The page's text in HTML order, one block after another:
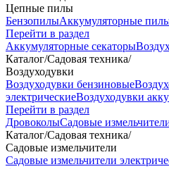
Цепные пилы
БензопилыАккумуляторные
Перейти в раздел
Аккумуляторные секаторы
Каталог/Садовая техника/
Воздуходувки
Воздуходувки бензиновые
электрическиеВоздуходувки
Перейти в раздел
ДровоколыСадовые
Каталог/Садовая техника/
Садовые измельчители
Садовые измельчители